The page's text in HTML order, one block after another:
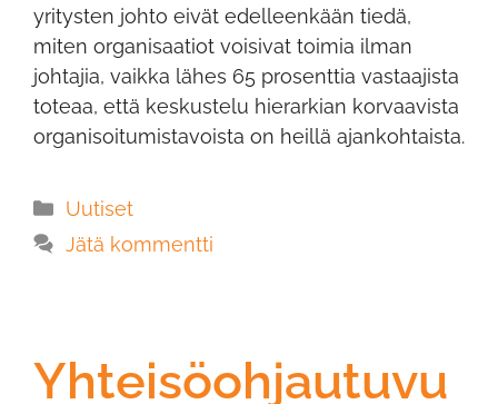
yritysten johto eivät edelleenkään tiedä,
miten organisaatiot voisivat toimia ilman
johtajia, vaikka lähes 65 prosenttia vastaajista
toteaa, että keskustelu hierarkian korvaavista
organisoitumistavoista on heillä ajankohtaista.
Uutiset
Jätä kommentti
Yhteisöohjautuvu